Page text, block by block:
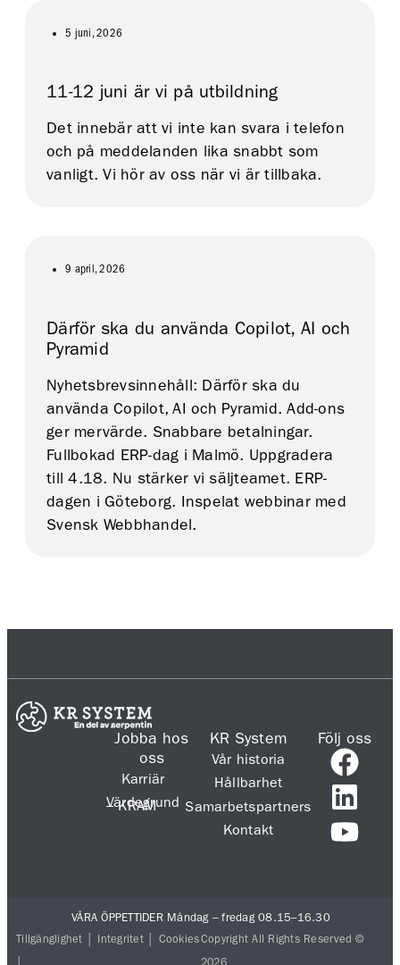
5 juni, 2026
11-12 juni är vi på utbildning
Det innebär att vi inte kan svara i telefon
och på meddelanden lika snabbt som
vanligt. Vi hör av oss när vi är tillbaka.
9 april, 2026
Därför ska du använda Copilot, AI och
Pyramid
Nyhetsbrevsinnehåll: Därför ska du
använda Copilot, AI och Pyramid. Add-ons
ger mervärde. Snabbare betalningar.
Fullbokad ERP-dag i Malmö. Uppgradera
till 4.18. Nu stärker vi säljteamet. ERP-
dagen i Göteborg. Inspelat webbinar med
Svensk Webbhandel.
Jobba hos
oss
Karriär
Värdegrund
– KRAM
KR System
Vår historia
Hållbarhet
Samarbetspartners
Kontakt
Följ oss
VÅRA ÖPPETTIDER Måndag – fredag 08.15–16.30
Tillgänglighet Integritet│ CookiesCopyright All Rights Reserved ©
2026